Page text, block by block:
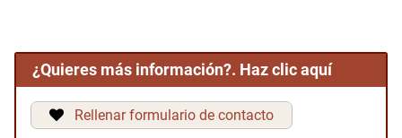
¿Quieres más información?. Haz clic aquí
Rellenar formulario de contacto